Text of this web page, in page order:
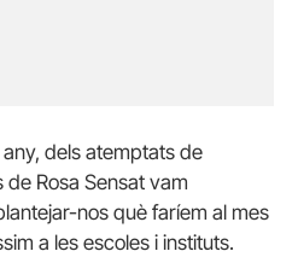
dels atemptats de
Rosa Sensat vam
nos què faríem al mes
a les escoles i instituts.